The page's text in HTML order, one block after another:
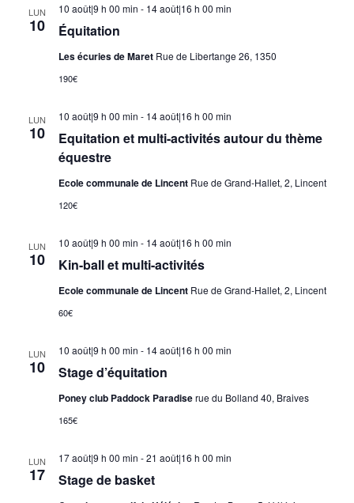
LUN
10 Équitation
10 août|9 h 00 min - 14 août|16 h 00 min
Les écuries de Maret Rue de Libertange 26, 1350
190€
LUN
10
Equitation et multi-activités autour du thème
équestre
10 août|9 h 00 min - 14 août|16 h 00 min
Ecole communale de Lincent Rue de Grand-Hallet, 2, Lincent
120€
LUN
10 Kin-ball et multi-activités
10 août|9 h 00 min - 14 août|16 h 00 min
Ecole communale de Lincent Rue de Grand-Hallet, 2, Lincent
60€
LUN
10 Stage d’équitation
10 août|9 h 00 min - 14 août|16 h 00 min
Poney club Paddock Paradiserue du Bolland 40, Braives
165€
LUN
17 Stage de basket
17 août|9 h 00 min -21 août|16 h 00 min